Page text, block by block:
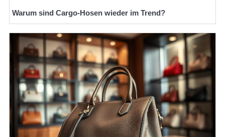
Warum sind Cargo-Hosen wieder im Trend?